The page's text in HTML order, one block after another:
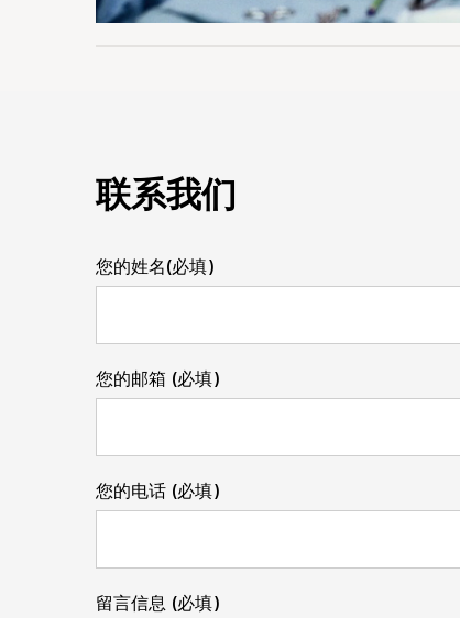
联系我们
您的姓名(必填)
您的邮箱 (必填)
您的电话 (必填)
留言信息 (必填)